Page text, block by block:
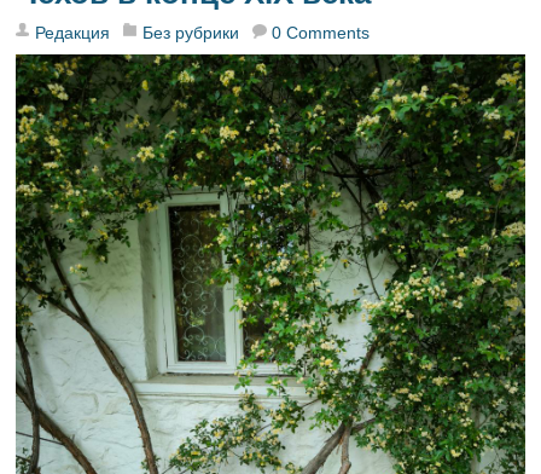
Редакция Без рубрики 0 Comments